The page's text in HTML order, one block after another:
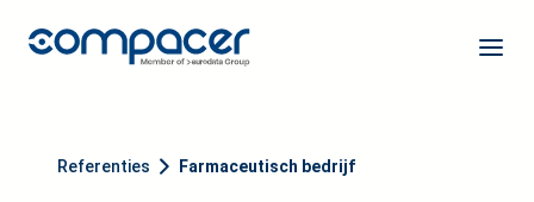
Referenties Farmaceutisch bedrijf